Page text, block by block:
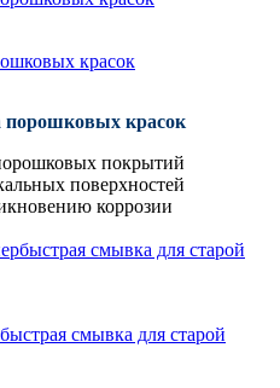
красок
красок
покрытий
поверхностей
коррозии
смывка для старой